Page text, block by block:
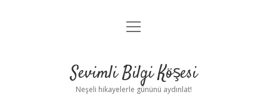
Anasayfa
Yasal Uyarı
menüyü
Sevimli Bilgi Köşesi
Neşeli hikayelerle gününü aydınlat!